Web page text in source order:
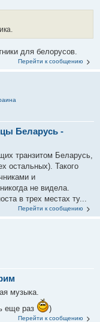
для белорусов.
Перейти к сообщению
Беларусь -
транзитом Беларусь,
остальных). Такого
и
не видела.
в трех местах ту...
Перейти к сообщению
музыка.
еще раз
)
Перейти к сообщению